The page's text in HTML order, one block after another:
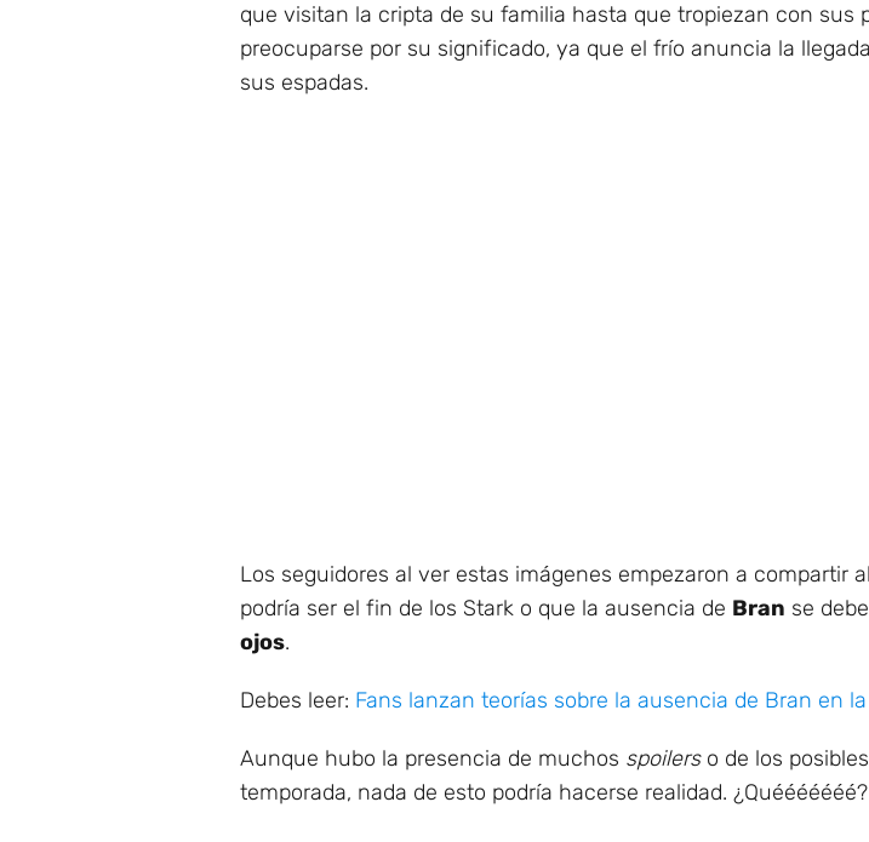
que visitan la cripta de su familia hasta que tropiezan con
preocuparse por su significado, ya que el frío anuncia la
sus espadas.
Los seguidores al ver estas imágenes empezaron a compartir
podría ser el fin de los Stark o que la ausencia de Bran se
ojos.
Debes leer: Fans lanzan teorías sobre la ausencia de Bran en
Aunque hubo la presencia de muchos spoilerso de los
temporada, nada de esto podría hacerse realidad. ¿Quééééééé?